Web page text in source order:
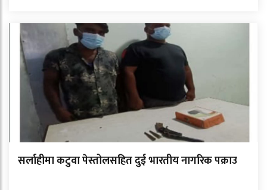
सर्लाहीमा कटुवा पेस्तोलसहित दुई भारतीय नागरिक पक्राउ